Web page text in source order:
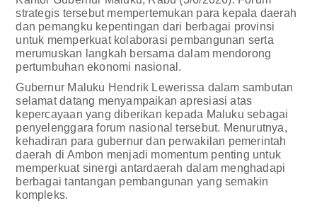
strategis tersebut mempertemukan para kepala daerah
dan pemangku kepentingan dari berbagai provinsi
untuk memperkuat kolaborasi pembangunan serta
merumuskan langkah bersama dalam mendorong
pertumbuhan ekonomi nasional.
Gubernur Maluku Hendrik Lewerissa dalam sambutan
selamat datang menyampaikan apresiasi atas
kepercayaan yang diberikan kepada Maluku sebagai
penyelenggara forum nasional tersebut. Menurutnya,
kehadiran para gubernur dan perwakilan pemerintah
daerah di Ambon menjadi momentum penting untuk
memperkuat sinergi antardaerah dalam menghadapi
berbagai tantangan pembangunan yang semakin
kompleks.